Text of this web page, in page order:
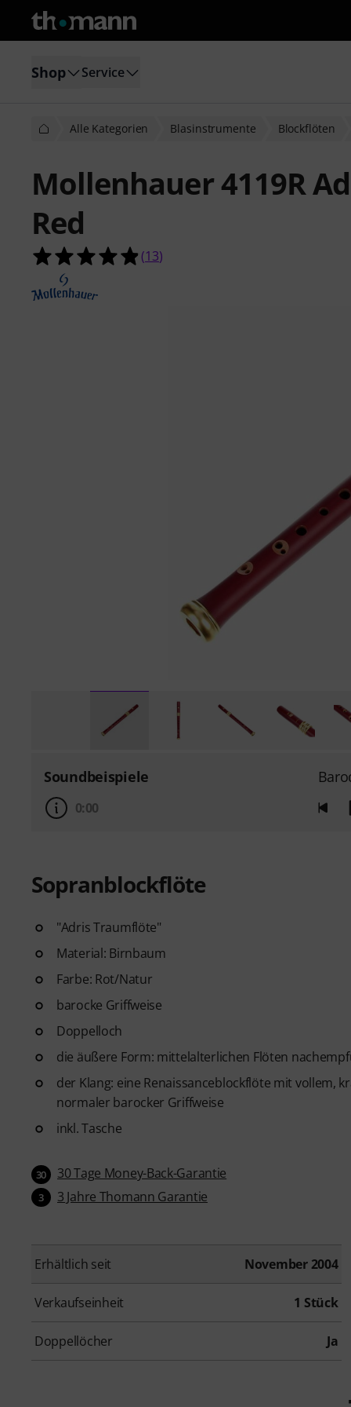
Shop Service
Alle Kategorien Blasinstrumente Blockflöten
Mollenhauer 4119R
Red
4.8 von 5 Sternen aus 13
(13)
Soundbeispiele
0:00
Sopranblockflöte
"Adris Traumflöte"
Material: Birnbaum
Farbe: Rot/Natur
barocke Griffweise
Doppelloch
die äußere Form: mittelalterlichen Flöten
der Klang: eine Renaissanceblockflöte mit vollem,
normaler barocker Griffweise
inkl. Tasche
30 30 Tage Money-Back-Garantie
3 3 Jahre Thomann Garantie
Erhältlich seit November 2004
Verkaufseinheit 1 Stück
Doppellöcher Ja